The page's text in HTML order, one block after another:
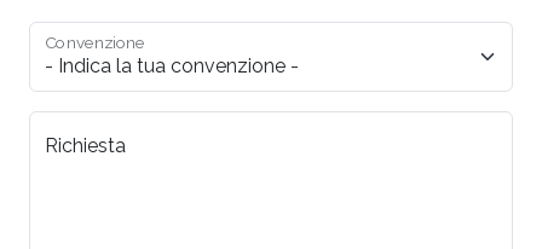
Convenzione
Richiesta